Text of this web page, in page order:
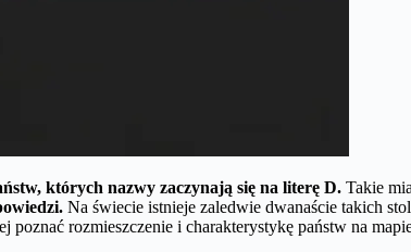
których nazwy zaczynają się na literę D. Takie
Na świecie istnieje zaledwie dwanaście takich
poznać rozmieszczenie i charakterystykę państw na